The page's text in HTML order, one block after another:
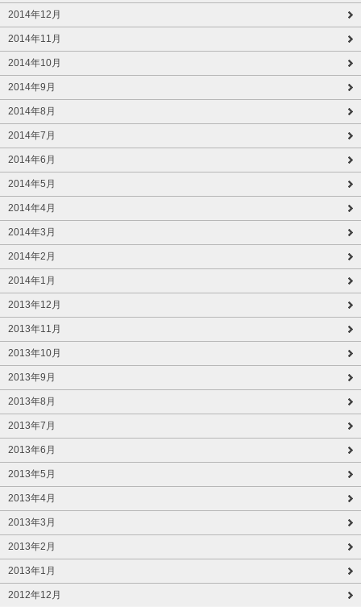
2014年12月
2014年11月
2014年10月
2014年9月
2014年8月
2014年7月
2014年6月
2014年5月
2014年4月
2014年3月
2014年2月
2014年1月
2013年12月
2013年11月
2013年10月
2013年9月
2013年8月
2013年7月
2013年6月
2013年5月
2013年4月
2013年3月
2013年2月
2013年1月
2012年12月